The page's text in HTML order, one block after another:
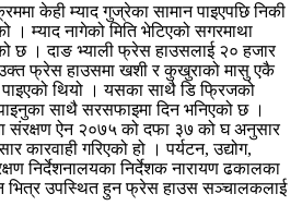
केही म्याद गुज्रेका सामान पाइएपछि निकी
। म्याद नागेको मिति भेटिएको सगरमाथा
छ । दाङ भ्याली फ्रेस हाउसलाई २० हजार
उक्त फ्रेस हाउसमा खशी र कुखुराको मासु एकै
पाइएको थियो । यसका साथै डि फ्रिजको
साथै सरसफाइमा दिन भनिएको छ ।
संरक्षण ऐन २०७५ को दफा ३७ को घ अनुसार
गरिएको हो । पर्यटन, उद्योग,
निर्देशनालयका निर्देशक नारायण ढकालका
भित्र उपस्थित हुन फ्रेस हाउस सञ्चालकलाई